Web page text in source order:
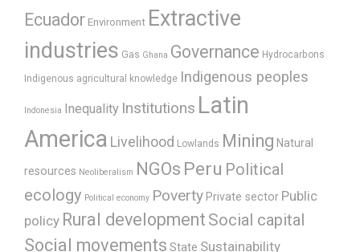
Ecuador Environment Extractive
industries Gas Ghana Governance Hydrocarbons
Indigenous agricultural knowledge Indigenous peoples
Indonesia Inequality Institutions Latin
America Livelihood Lowlands Mining Natural
resources Neoliberalism NGOs Peru Political
ecology Political economy Poverty Private sector Public
policy Rural development Social capital
Social movements State Sustainability